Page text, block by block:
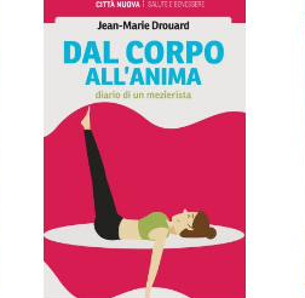
AGGIUNGI AL CARRELLO